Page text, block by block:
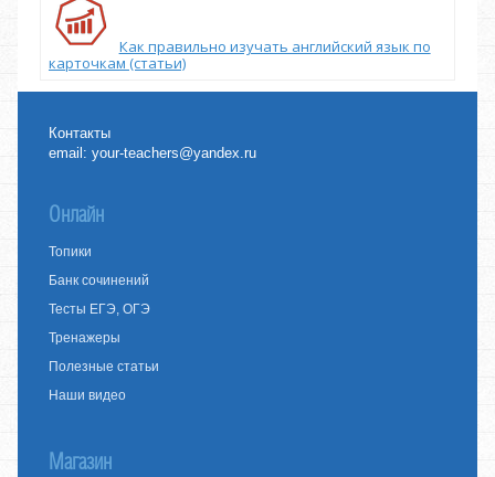
Как правильно изучать английский язык по
карточкам (статьи)
Контакты
email:your-teachers@yandex.ru
Онлайн
Топики
Банк сочинений
Тесты ЕГЭ, ОГЭ
Тренажеры
Полезные статьи
Наши видео
Магазин